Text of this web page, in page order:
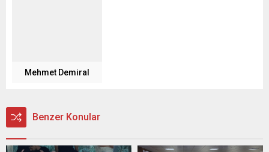
Mehmet Demiral
Benzer Konular